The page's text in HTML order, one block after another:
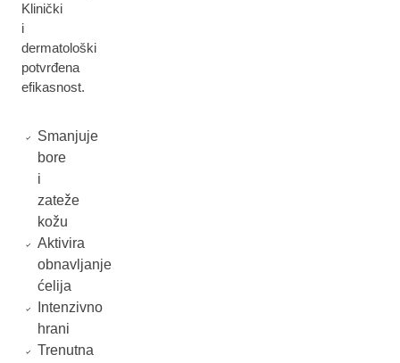
Klinički
i
dermatološki
potvrđena
efikasnost.
Smanjuje
bore
i
zateže
kožu
Aktivira
obnavljanje
ćelija
Intenzivno
hrani
Trenutna